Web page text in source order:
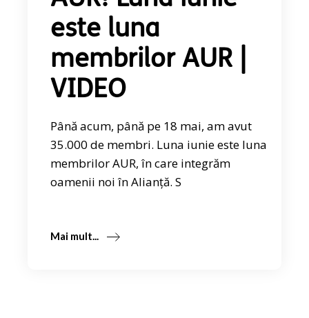
este luna
membrilor AUR |
VIDEO
Până acum, până pe 18 mai, am avut
35.000 de membri. Luna iunie este luna
membrilor AUR, în care integrăm
oamenii noi în Alianță. S
Mai mult...